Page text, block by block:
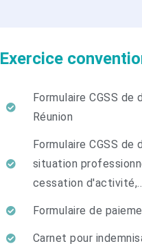
Exercice
Formulaire CGSS
Réunion
Formulaire CGSS de
situation
cessation
Formulaire de
Carnet pour